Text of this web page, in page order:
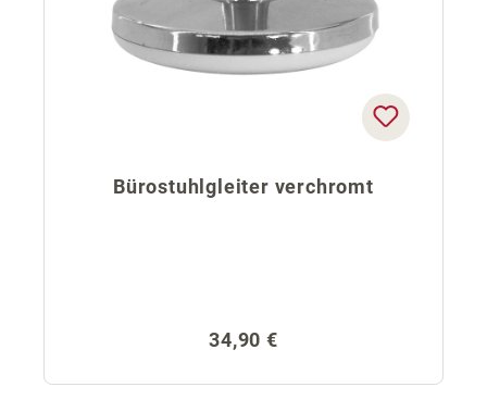
Bürostuhlgleiter verchromt
Regulärer Preis:
34,90 €